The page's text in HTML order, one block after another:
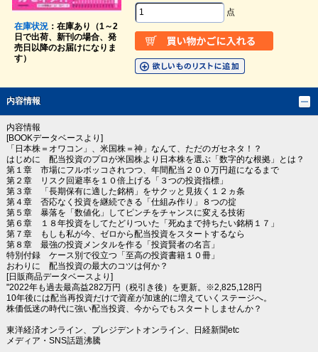
在庫状況：在庫あり（1～2
日で出荷、新刊の場合、発
売日以降のお届けになりま
す）
点
内容情報
内容情報
[BOOKデータベースより]
「日本株＝オワコン」、米国株＝神」なんて、ただのガセネタ！？
はじめに 配当投資のプロが米国株より日本株を選ぶ「数字的な根拠」とは？
第１章 市場にフルボッコされつつ、年間配当２００万円超になるまで
第２章 リスク回避率を１０倍上げる「３つの投資指標」
第３章 「長期保有に適した銘柄」をサクッと見抜く１２ヵ条
第４章 否応なく投資を継続できる「仕組み作り」８つの掟
第５章 暴落を「数値化」してピンチをチャンスに変える技術
第６章 １８年投資をしてたどりついた「死ぬまで持ちたい銘柄１７」
第７章 もしも私が今、ゼロから配当投資をスタートするなら
第８章 最強の投資メンタルを作る「投資賢者の名言」
特別付録 ケース別で役立つ「至高の投資書籍１０冊」
おわりに 配当投資の最大のコツは何か？
[日販商品データベースより]
"2022年も過去最高益282万円（税引き後）を更新。※2,825,128円
10年後には配当再投資だけで資産が加速的に増えていくステージへ。
株価低迷の時代に強い配当投資、今からでもスタートしませんか？
東洋経済オンライン、プレジデントオンライン、日経新聞etc
メディア・SNS話題沸騰